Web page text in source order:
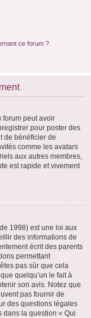
ce forum ?
forum peut avoir
pour poster des
de bénéficier de
comme les avatars
aux autres membres,
est rapide et vivement
1998) est une loi aux
des informations de
écrit des parents
permettant
pas sûr que cela
quelqu’un le fait à
son avis. Notez que
pas fournir de
des questions légales
dans la question « Qui